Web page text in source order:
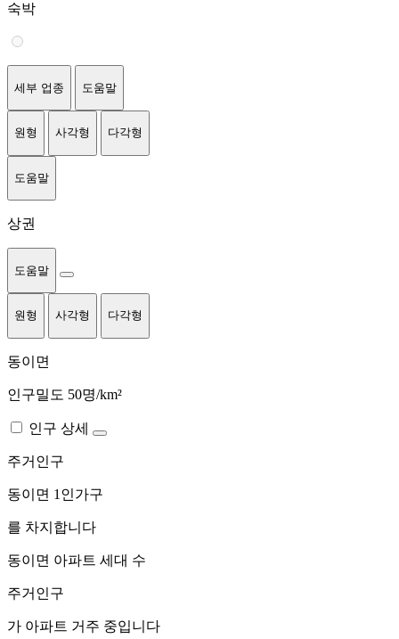
숙박
세부 업종 도움말
원형 사각형 다각형
도움말
상권
도움말
원형 사각형 다각형
동이면
인구밀도 50명/km²
인구 상세
주거인구
동이면 1인가구
를 차지합니다
동이면 아파트 세대 수
주거인구
가 아파트 거주 중입니다